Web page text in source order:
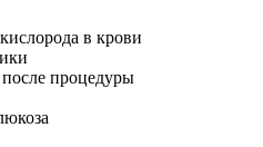
в крови
процедуры